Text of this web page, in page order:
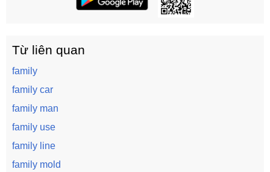
Từ liên quan
family
family car
family man
family use
family line
family mold